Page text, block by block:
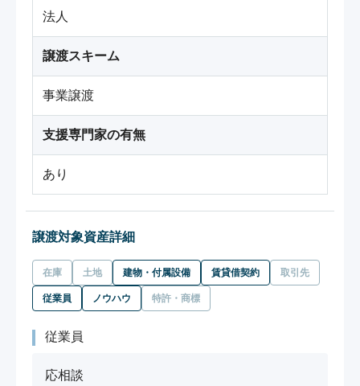
法人
譲渡スキーム
事業譲渡
支援専門家の有無
あり
譲渡対象資産詳細
在庫 土地 建物・付属設備 賃貸借契約 取引先
従業員 ノウハウ 特許・商標
従業員
応相談